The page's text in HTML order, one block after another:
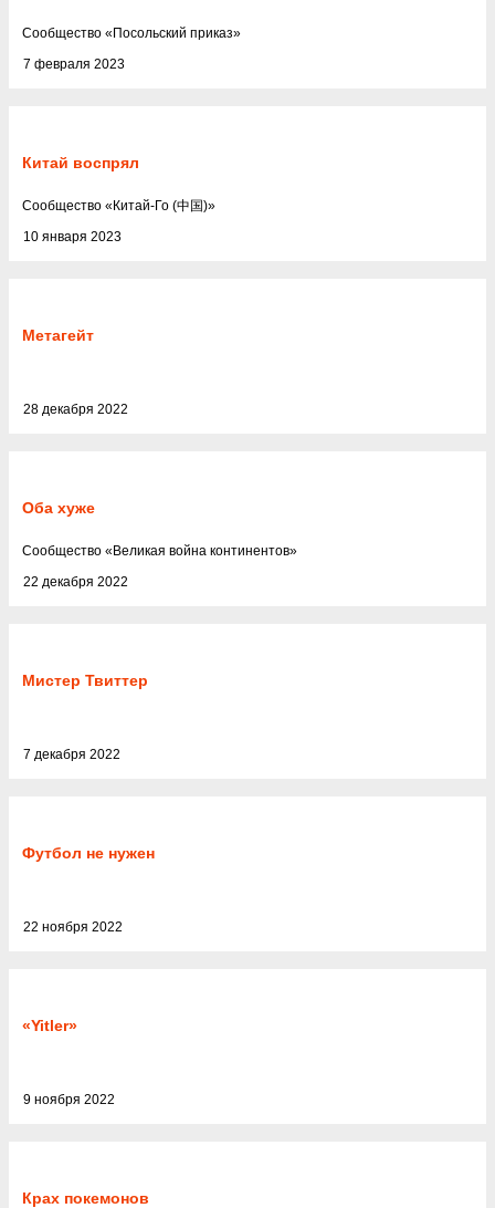
7 февраля 2023
Cообщество « Посольский приказ»
Китай воспрял
10 января 2023
Cообщество « Китай-Го (中国)»
Метагейт
28 декабря 2022
Оба хуже
22 декабря 2022
Cообщество « Великая война континентов»
Мистер Твиттер
7 декабря 2022
Футбол не нужен
22 ноября 2022
«Yitler»
9 ноября 2022
Крах покемонов